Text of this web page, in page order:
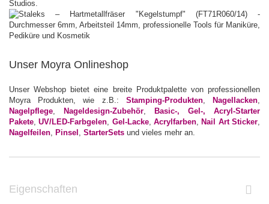
Studios.
Unser Moyra Onlineshop
Unser Webshop bietet eine breite Produktpalette von professionellen
Moyra Produkten, wie z.B.: Stamping-Produkten, Nagellacken,
Nagelpflege, Nageldesign-Zubehör,
Basic-, Gel-, Acryl-Starter
Pakete,UV/LED-Farbgelen, Gel-Lacke,Acrylfarben, Nail Art Sticker,
Nagelfeilen, Pinsel , StarterSets und vieles mehr an.
Eigenschaften